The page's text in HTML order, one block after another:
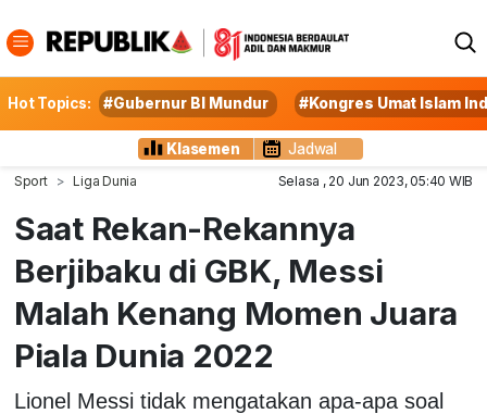
Hot Topics: #Gubernur BI Mundur #Kongres Umat Islam
Klasemen Jadwal
Sport Liga Dunia Selasa , 20 Jun 2023, 05:40 WIB
Saat Rekan-Rekannya
Berjibaku di GBK, Messi
Malah Kenang Momen Juara
Piala Dunia 2022
Lionel Messi tidak mengatakan apa-apa soal